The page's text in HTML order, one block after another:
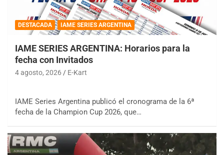
DESTACADA IAME SERIES ARGENTINA
IAME SERIES ARGENTINA: Horarios para la
fecha con Invitados
4 agosto, 2026 E-Kart
IAME Series Argentina publicó el cronograma de la 6ª
fecha de la Champion Cup 2026, que…